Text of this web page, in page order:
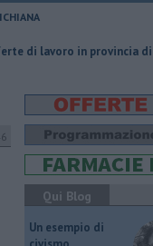
provincia di Arezzo
Qui Blog
​Un esempio di